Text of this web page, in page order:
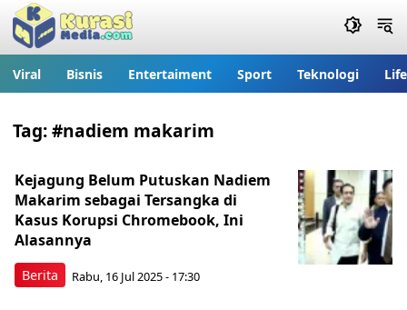
Viral Bisnis Entertaiment Sport Teknologi
Tag:#nadiem makarim
Berita
Kejagung Belum Putuskan Nadiem
Makarim sebagai Tersangka di
Kasus Korupsi Chromebook, Ini
Alasannya
Rabu, 16 Jul 2025 - 17:30